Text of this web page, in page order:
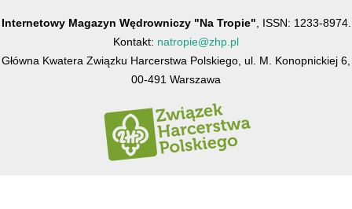
Internetowy Magazyn Wędrowniczy "Na Tropie" , ISSN: 1233-8974.
Kontakt: natropie@zhp.pl
Główna Kwatera Związku Harcerstwa Polskiego, ul. M. Konopnickiej 6,
00-491 Warszawa